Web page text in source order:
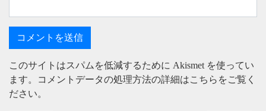
このサイトはスパムを低減するために Akismet を使ってい
ます。
コメントデータの処理方法の詳細はこちらをご覧く
ださい。